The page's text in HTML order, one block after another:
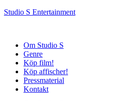
Studio S Entertainment
Om Studio S
Genre
Köp film!
Köp affischer!
Pressmaterial
Kontakt